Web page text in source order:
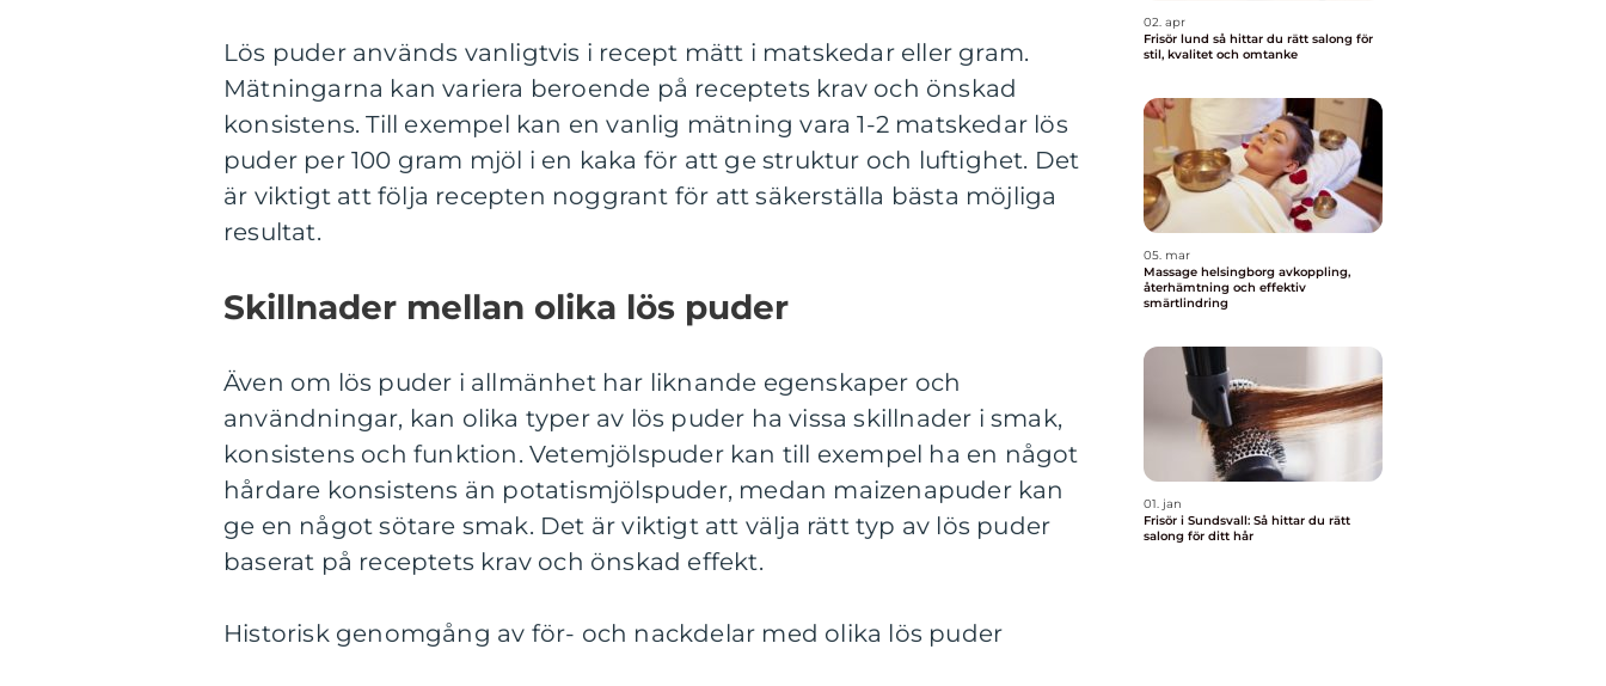
Lös puder används vanligtvis i recept mätt i matskedar eller gram.
Mätningarna kan variera beroende på receptets krav och önskad
konsistens. Till exempel kan en vanlig mätning vara 1-2 matskedar lös
puder per 100 gram mjöl i en kaka för att ge struktur och luftighet. Det
är viktigt att följa recepten noggrant för att säkerställa bästa möjliga
resultat.
Skillnader mellan olika lös puder
Även om lös puder i allmänhet har liknande egenskaper och
användningar, kan olika typer av lös puder ha vissa skillnader i smak,
konsistens och funktion. Vetemjölspuder kan till exempel ha en något
hårdare konsistens än potatismjölspuder, medan maizenapuder kan
ge en något sötare smak. Det är viktigt att välja rätt typ av lös puder
baserat på receptets krav och önskad effekt.
Historisk genomgång av för- och nackdelar med olika lös puder
02. apr
Frisör lund så hittar du rätt salong för
stil, kvalitet och omtanke
05. mar
Massage helsingborg avkoppling,
återhämtning och effektiv
smärtlindring
01. jan
Frisör i Sundsvall: Så hittar du rätt
salong för ditt hår